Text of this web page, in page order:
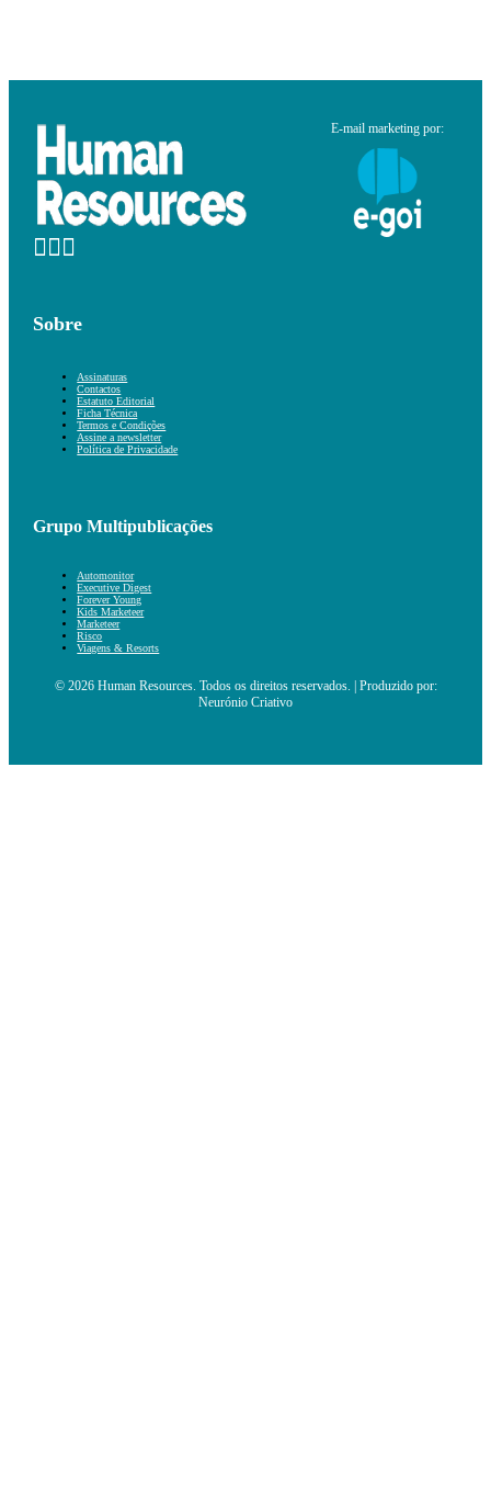
E-mail marketing por:
Sobre
Assinaturas
Contactos
Estatuto Editorial
Ficha Técnica
Termos e Condições
Assine a newsletter
Política de Privacidade
Grupo Multipublicações
Automonitor
Executive Digest
Forever Young
Kids Marketeer
Marketeer
Risco
Viagens & Resorts
© 2026 Human Resources. Todos os direitos reservados. | Produzido por:
Neurónio Criativo